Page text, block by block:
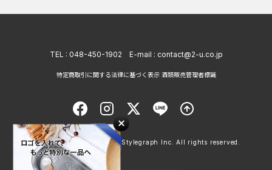
TEL : 048-450-1902 E-mail : contact@2-u.co.jp
特定商取引に関する法律に基づく表示 酒類販売管理者標識
Copyright © 1998 - 2026 Stylegraph Inc. All rights reserved.